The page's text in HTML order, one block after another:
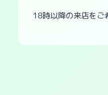
18時以降の来店をご